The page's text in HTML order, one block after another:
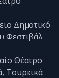
Δημοτικό
Φεστιβάλ
Θέατρο
Τουρκικά